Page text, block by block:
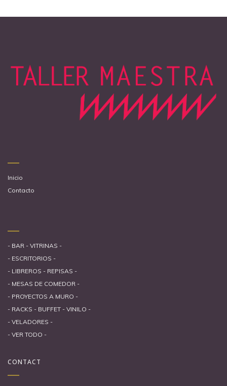
Inicio
Contacto
- BAR - VITRINAS -
- ESCRITORIOS -
- LIBREROS - REPISAS -
- MESAS DE COMEDOR -
- PROYECTOS A MURO -
- RACKS - BUFFET - VINILO -
- VELADORES -
- VER TODO -
CONTACT